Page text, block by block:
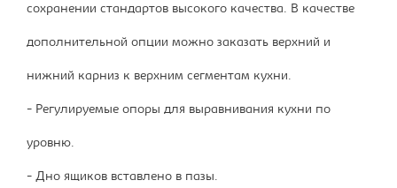
сохранении стандартов высокого качества. В качестве
дополнительной опции можно заказать верхний и
нижний карниз к верхним сегментам кухни.
- Регулируемые опоры для выравнивания кухни по
уровню.
- Дно ящиков вставлено в пазы.